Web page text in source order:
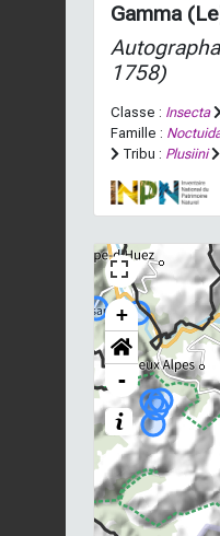
Gamma
1758)
Classe : Insecta
Famille :
Tribu : Plusiini
+
-